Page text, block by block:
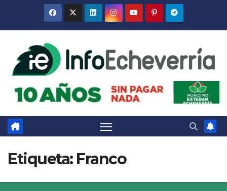
Etiqueta: Franco